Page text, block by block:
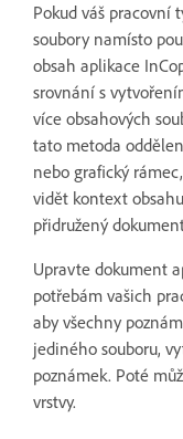
Pokud váš pracovní
soubory namísto
obsah aplikace
srovnání s
více obsahových
tato metoda
nebo grafický
vidět kontext
přidružený
Upravte dokument
potřebám vašich
aby všechny
jediného souboru,
poznámek. Poté
vrstvy.